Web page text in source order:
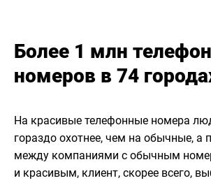
Более 1 млн
номеров в 74
На красивые телефонные номера
гораздо охотнее, чем на обычные, а
между компаниями с обычным
и красивым, клиент, скорее всего,